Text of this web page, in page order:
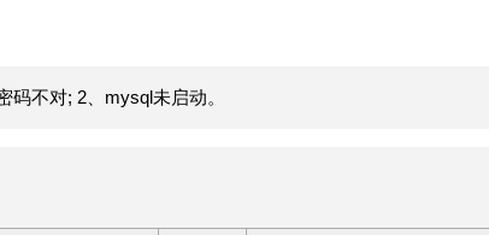
不对; 2、mysql未启动。